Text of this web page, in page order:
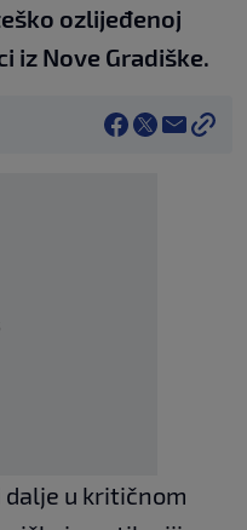
ozlijeđenoj
iz Nove Gradiške.
dalje u kritičnom